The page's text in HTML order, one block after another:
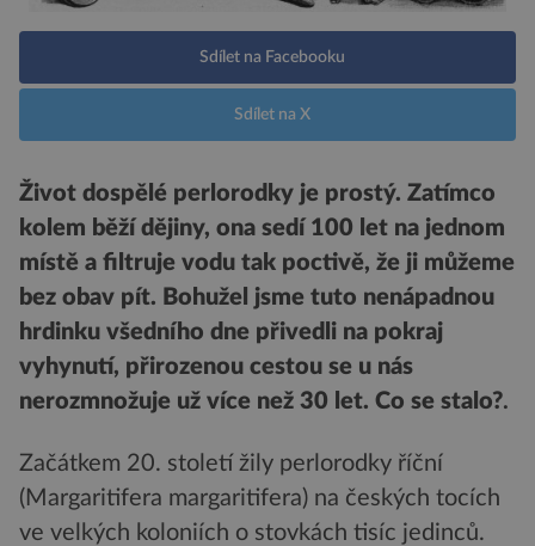
Sdílet na Facebooku
Sdílet na X
Život dospělé perlorodky je prostý. Zatímco
kolem běží dějiny, ona sedí 100 let na jednom
místě a filtruje vodu tak poctivě, že ji můžeme
bez obav pít. Bohužel jsme tuto nenápadnou
hrdinku všedního dne přivedli na pokraj
vyhynutí, přirozenou cestou se u nás
nerozmnožuje už více než 30 let. Co se stalo?.
Začátkem 20. století žily perlorodky říční
(Margaritifera margaritifera) na českých tocích
ve velkých koloniích o stovkách tisíc jedinců.